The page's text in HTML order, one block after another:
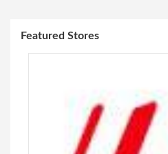
Featured Stores